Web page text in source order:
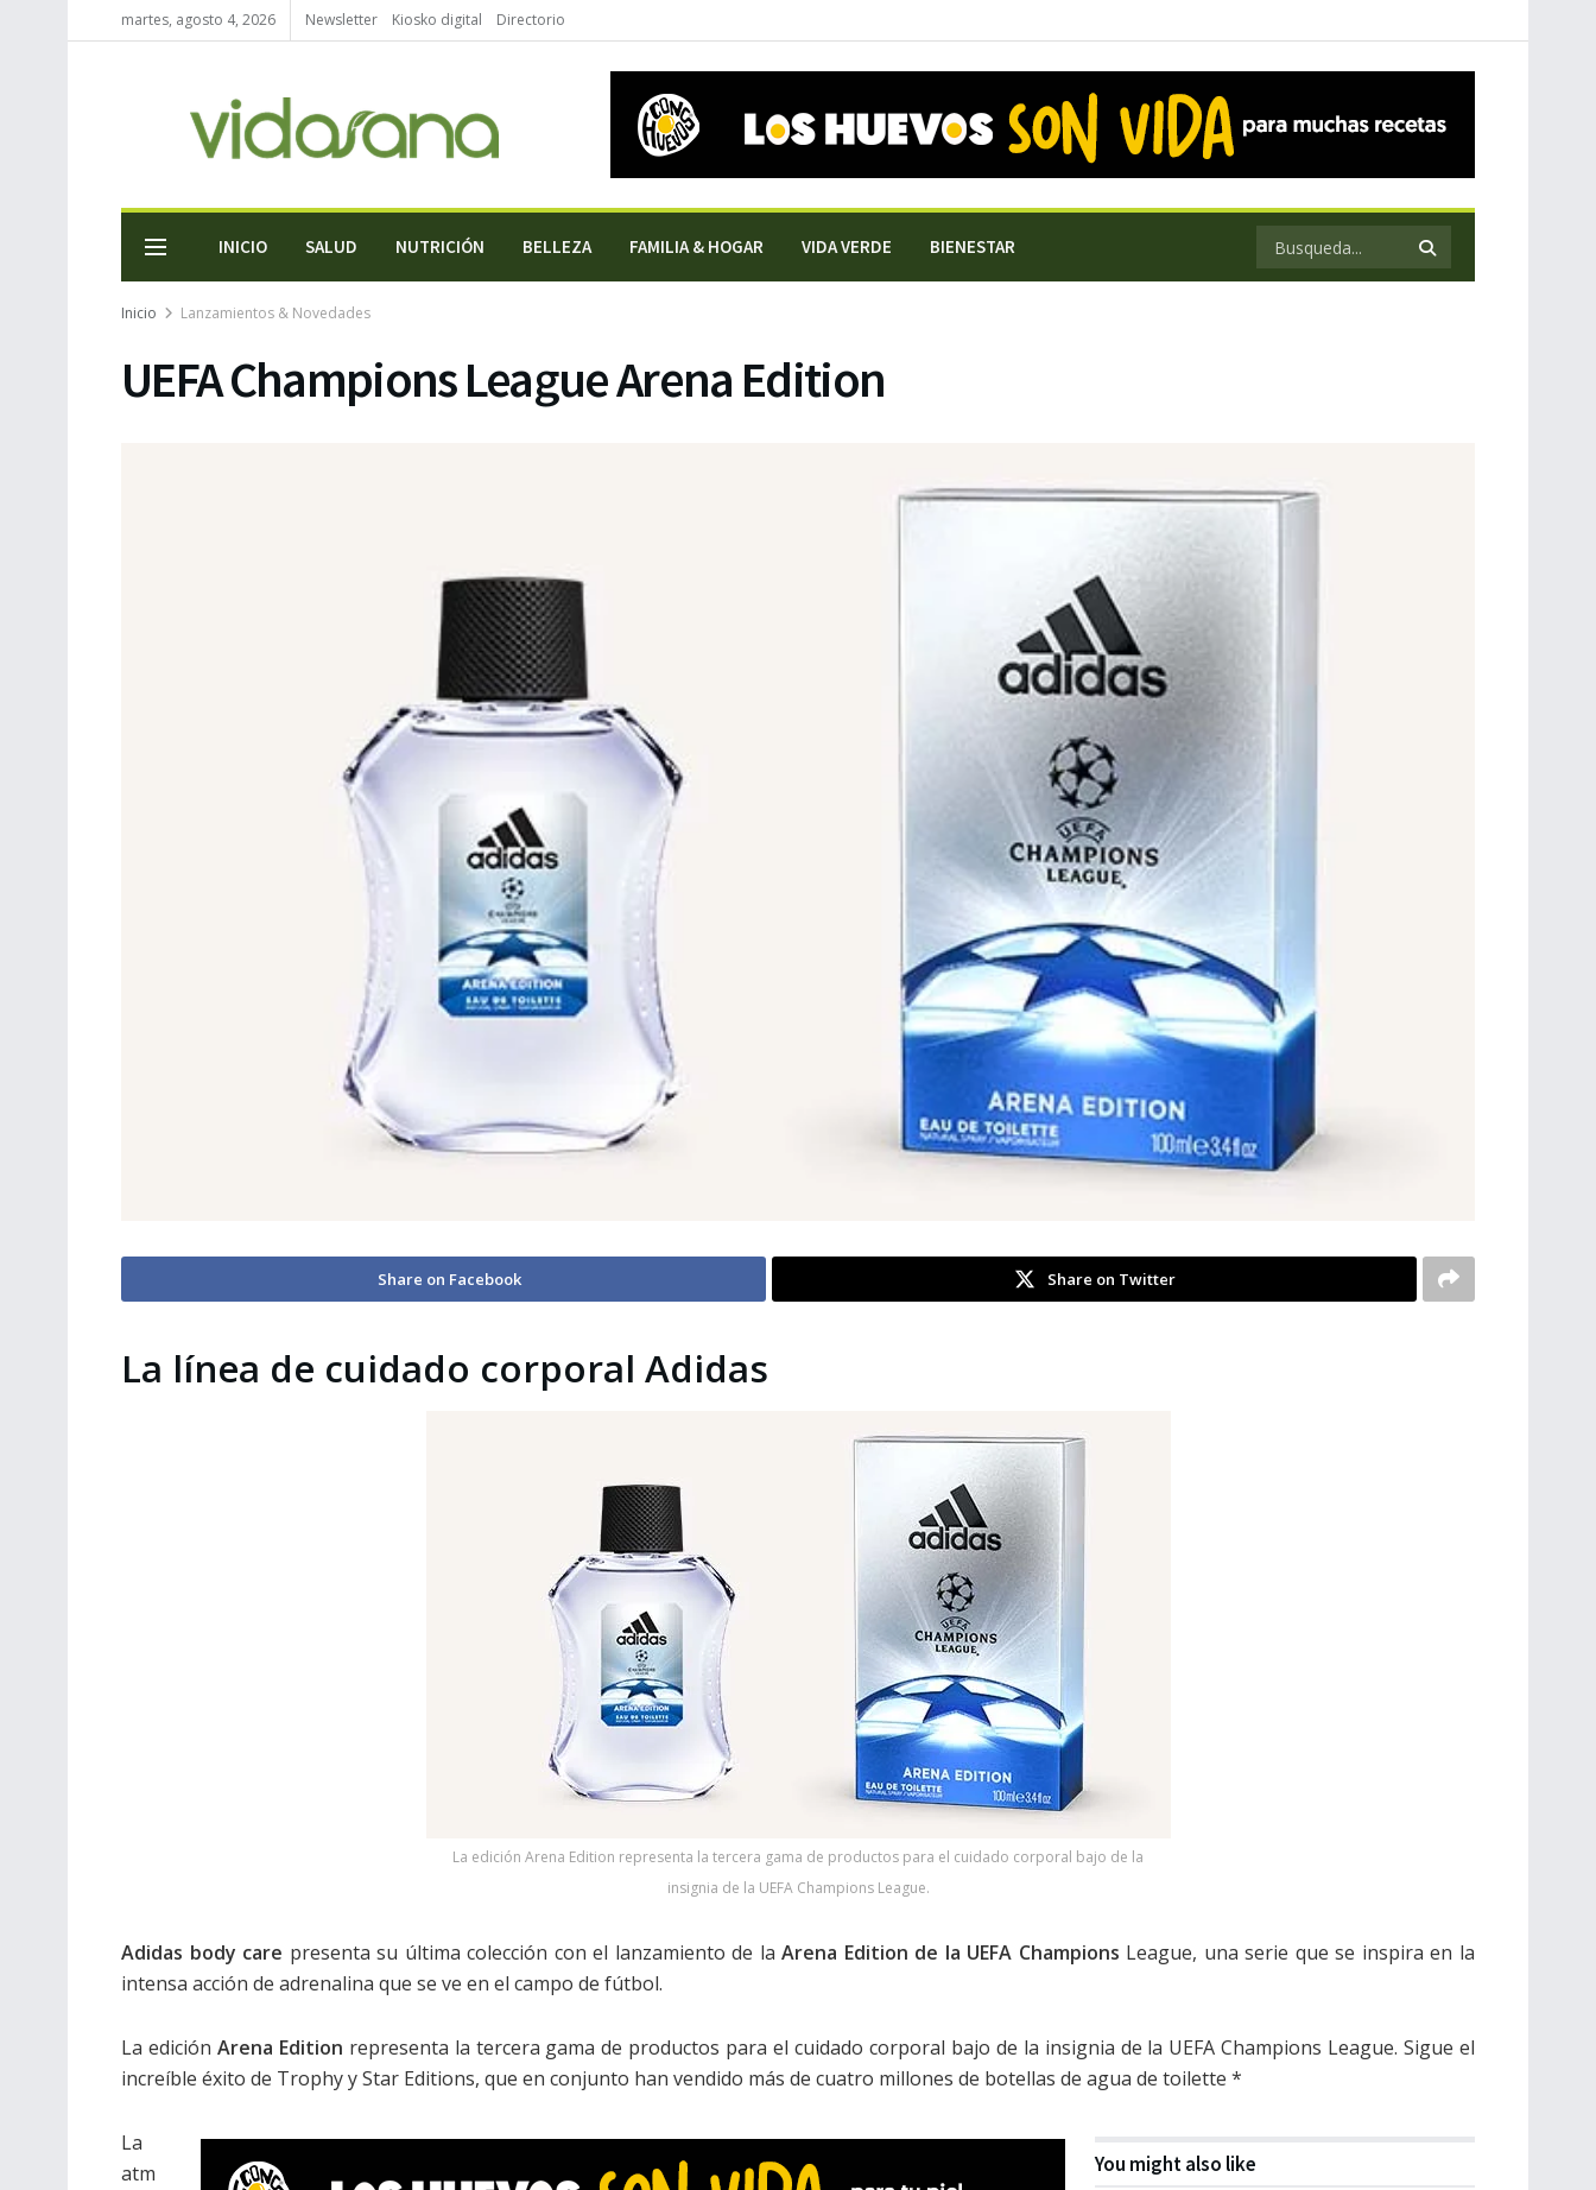
martes, agosto 4, 2026 Newsletter Kiosko digital Directorio
INICIO SALUD NUTRICIÓN BELLEZA FAMILIA & HOGAR VIDA VERDE BIENESTAR
Inicio Lanzamientos & Novedades
UEFA Champions League Arena Edition
Share on Facebook Share on Twitter
La línea de cuidado corporal Adidas
La edición Arena Edition representa la tercera gama de productos para el cuidado corporal bajo de la
insignia de la UEFA Champions League.
Adidas body care presenta su última colección con el lanzamiento de laArena Edition de la UEFA Champions League, una serie que se inspira en la
intensa acción de adrenalina que se ve en el campo de fútbol.
La edición Arena Edition representa la tercera gama de productos para el cuidado corporal bajo de la insignia de la UEFA Champions League. Sigue el
increíble éxito de Trophy y Star Editions, que en conjunto han vendido más de cuatro millones de botellas de agua de toilette *
You might also like
La
atm